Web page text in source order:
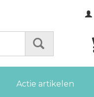
Actie artikelen